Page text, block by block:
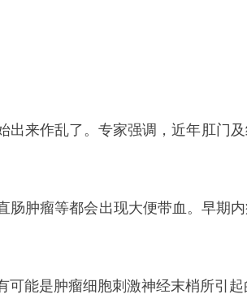
出来作乱了。专家强调，近年肛门
肠肿瘤等都会出现大便带血。早期
能是肿瘤细胞刺激神经末梢所引起